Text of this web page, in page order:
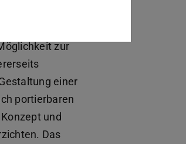
zur
einer
portierbaren
und
Das